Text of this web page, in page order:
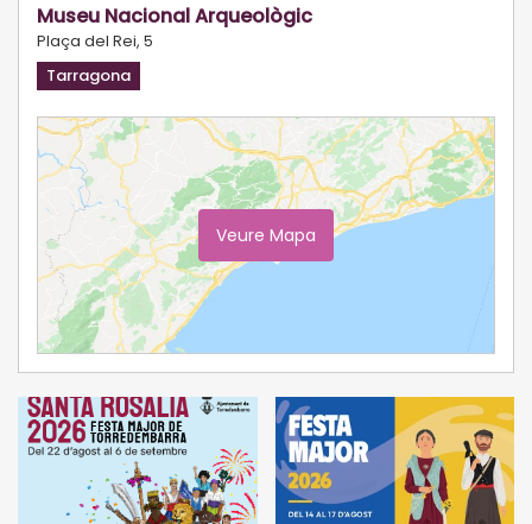
Museu Nacional Arqueològic
Plaça del Rei, 5
Tarragona
Veure Mapa